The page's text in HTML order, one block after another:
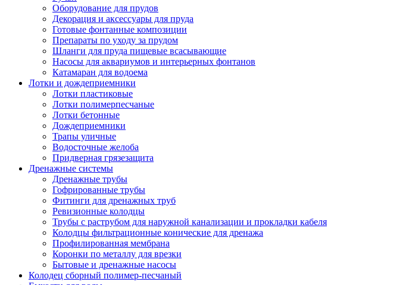
Оборудование для прудов
Декорация и аксессуары для пруда
Готовые фонтанные композиции
Препараты по уходу за прудом
Шланги для пруда пищевые всасывающие
Насосы для аквариумов и интерьерных фонтанов
Катамаран для водоема
Лотки и дождеприемники
Лотки пластиковые
Лотки полимерпесчаные
Лотки бетонные
Дождеприемники
Трапы уличные
Водосточные желоба
Придверная грязезащита
Дренажные системы
Дренажные трубы
Гофрированные трубы
Фитинги для дренажных труб
Ревизионные колодцы
Трубы с раструбом для наружной канализации и прокладки кабеля
Колодцы фильтрационные конические для дренажа
Профилированная мембрана
Коронки по металлу для врезки
Бытовые и дренажные насосы
Колодец сборный полимер-песчаный